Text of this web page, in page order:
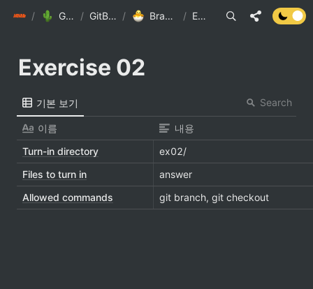
init6
/ GitBranchPiscine / GitBranchPiscine / Branch Piscine / Piscine 01 / Exercise 02
Exercise 02
기본 보기 Search
이름
내용
Turn-in directory
ex02/
Files to turn in
answer
Allowed commands
git branch, git checkout